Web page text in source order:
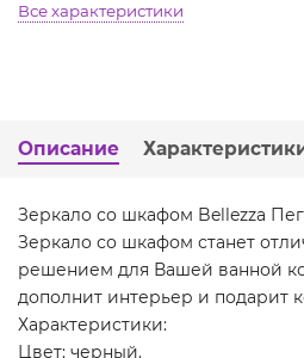
Все характеристики
Описание
Зеркало со шкафом Bellezza
Зеркало со шкафом станет
решением для Вашей ванной
дополнит интерьер и подарит
Характеристики:
Цвет: черный.